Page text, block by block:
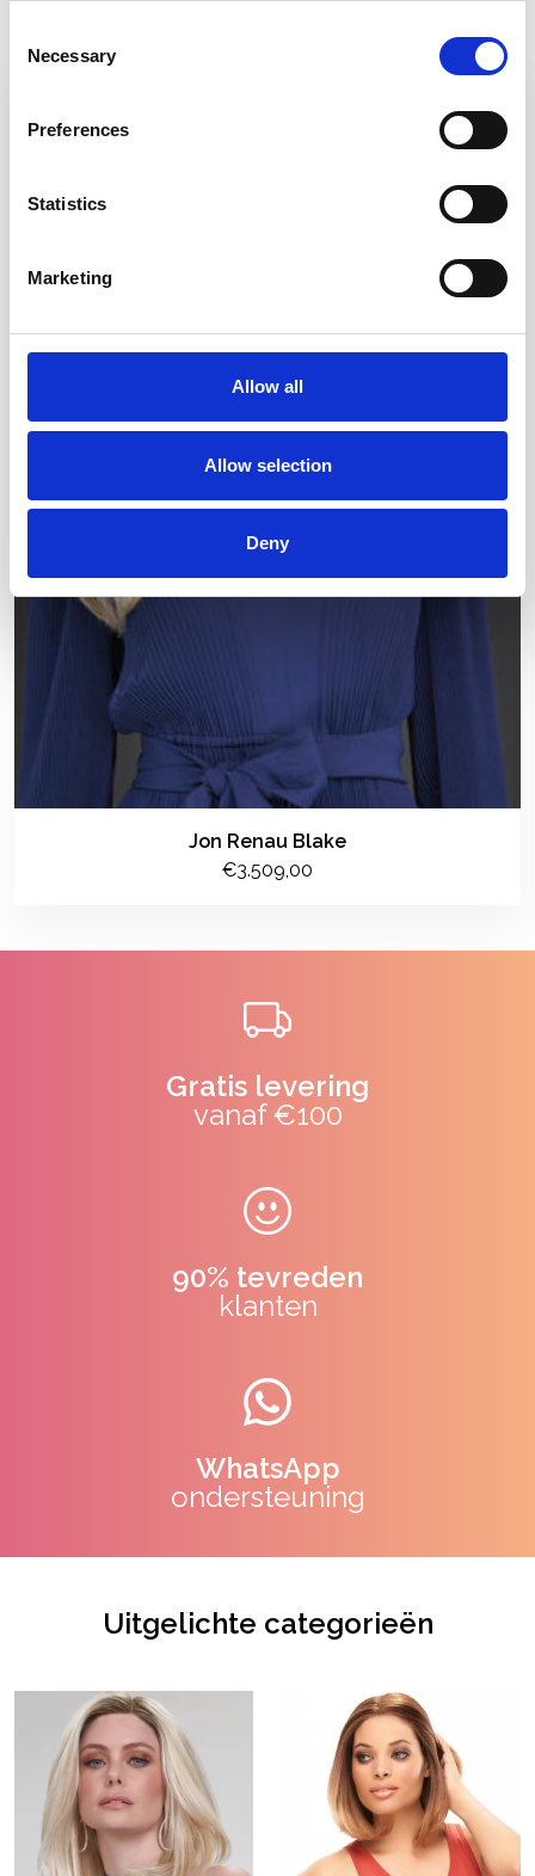
Selection
Necessary
Preferences
Statistics
Marketing
Allow all
Allow selection
Deny
Jon Renau Blake
€3.509,00
Gratis levering
vanaf €100
90% tevreden
klanten
WhatsApp
ondersteuning
Uitgelichte categorieën